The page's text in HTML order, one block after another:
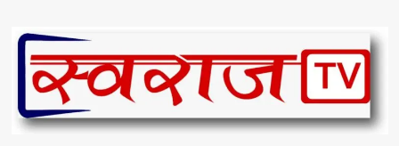
content